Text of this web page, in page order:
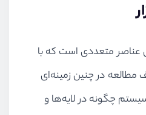
عناصر متعددی است که با
مطالعه در چنین زمینهای
چگونه در لایه‌ها و